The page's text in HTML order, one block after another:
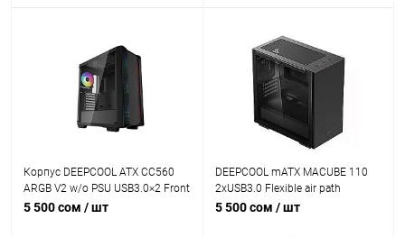
Корпус DEEPCOOL ATX CC560
ARGB V2 w/o PSU USB3.0×2 Front
+ 4×120mm ARGB FANS
5 500 сом / шт
DEEPCOOL mATX MACUBE 110
2xUSB3.0 Flexible air path
Magnetic side panels + VGA
5 500 сом / шт